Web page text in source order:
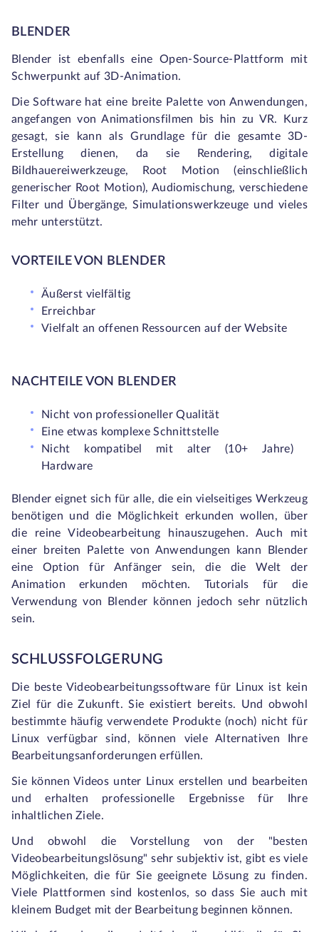
BLENDER
Blender ist ebenfalls eine Open-Source-Plattform mit
Schwerpunkt auf 3D-Animation.
Die Software hat eine breite Palette von Anwendungen,
angefangen von Animationsfilmen bis hin zu VR. Kurz
gesagt, sie kann als Grundlage für die gesamte 3D-
Erstellung dienen, da sie Rendering, digitale
Bildhauereiwerkzeuge, Root Motion (einschließlich
generischer Root Motion), Audiomischung, verschiedene
Filter und Übergänge, Simulationswerkzeuge und vieles
mehr unterstützt.
VORTEILE VON BLENDER
Äußerst vielfältig
Erreichbar
Vielfalt an offenen Ressourcen auf der Website
NACHTEILE VON BLENDER
Nicht von professioneller Qualität
Eine etwas komplexe Schnittstelle
Nicht kompatibel mit alter (10+ Jahre)
Hardware
Blender eignet sich für alle, die ein vielseitiges Werkzeug
benötigen und die Möglichkeit erkunden wollen, über
die reine Videobearbeitung hinauszugehen. Auch mit
einer breiten Palette von Anwendungen kann Blender
eine Option für Anfänger sein, die die Welt der
Animation erkunden möchten. Tutorials für die
Verwendung von Blender können jedoch sehr nützlich
sein.
SCHLUSSFOLGERUNG
Die beste Videobearbeitungssoftware für Linux ist kein
Ziel für die Zukunft. Sie existiert bereits. Und obwohl
bestimmte häufig verwendete Produkte (noch) nicht für
Linux verfügbar sind, können viele Alternativen Ihre
Bearbeitungsanforderungen erfüllen.
Sie können Videos unter Linux erstellen und bearbeiten
und erhalten professionelle Ergebnisse für Ihre
inhaltlichen Ziele.
Und obwohl die Vorstellung von der "besten
Videobearbeitungslösung" sehr subjektiv ist, gibt es viele
Möglichkeiten, die für Sie geeignete Lösung zu finden.
Viele Plattformen sind kostenlos, so dass Sie auch mit
kleinem Budget mit der Bearbeitung beginnen können.